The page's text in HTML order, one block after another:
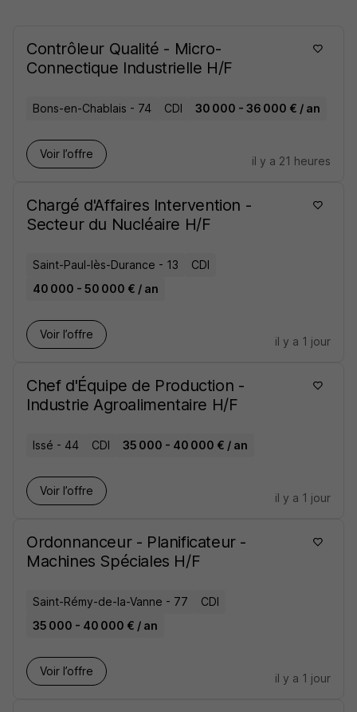
Contrôleur Qualité - Micro-
Connectique Industrielle H/F
Bons-en-Chablais - 74 CDI 30 000 - 36 000 € / an
Voir l’offre
il y a 21 heures
Chargé d'Affaires Intervention -
Secteur du Nucléaire H/F
Saint-Paul-lès-Durance - 13
CDI
40 000 - 50 000 € / an
Voir l’offre
il y a 1 jour
Chef d'Équipe de Production -
Industrie Agroalimentaire H/F
Issé - 44 CDI 35 000 - 40 000 € / an
Voir l’offre
il y a 1 jour
Ordonnanceur - Planificateur -
Machines Spéciales H/F
Saint-Rémy-de-la-Vanne - 77
CDI
35 000 - 40 000 € / an
Voir l’offre
il y a 1 jour